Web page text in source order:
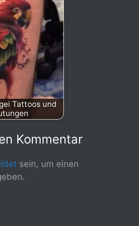
Tattoos und
Kommentar
sein, um einen